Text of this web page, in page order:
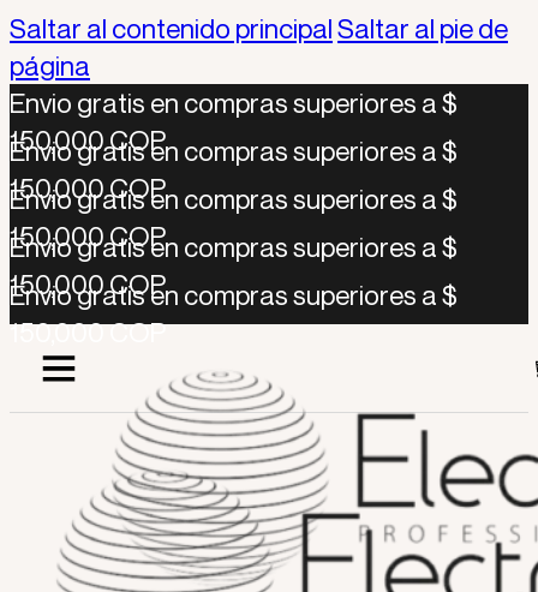
Saltar al contenido principalSaltar al pie de
página
Envio gratis en compras superiores a $
150,000 COP
Envio gratis en compras superiores a $
150,000 COP
Envio gratis en compras superiores a $
150,000 COP
Envio gratis en compras superiores a $
150,000 COP
Envio gratis en compras superiores a $
150,000 COP